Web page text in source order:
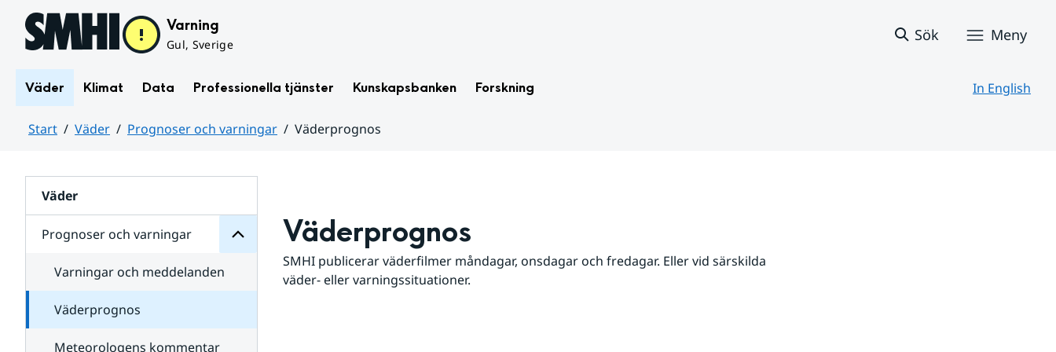
Hoppa till sidans innehåll Varning
Gul, Sverige
Sök Meny
Väder Klimat Data Professionella tjänster Kunskapsbanken Forskning In English
Start Väder Prognoser och varningar
Väderprognos
Väder
Prognoser och varningar
för
varningar
Varningar och meddelanden
Väderprognos
Meteorologens kommentar
Väderprognos
SMHI publicerar väderfilmer måndagar, onsdagar och fredagar. Eller vid särskilda
väder- eller varningssituationer.